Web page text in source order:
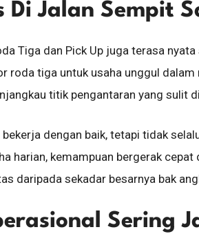
Jalan Sempit
Tiga dan Pick Up juga terasa
roda tiga untuk usaha unggul dalam
titik pengantaran yang sulit
dengan baik, tetapi tidak
harian, kemampuan bergerak
daripada sekadar besarnya bak
Sering